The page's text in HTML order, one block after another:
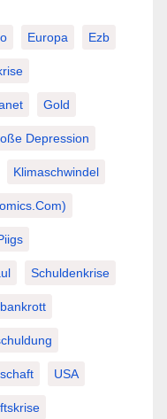
Europa Ezb
Gold
Depression
Klimaschwindel
Schuldenkrise
USA